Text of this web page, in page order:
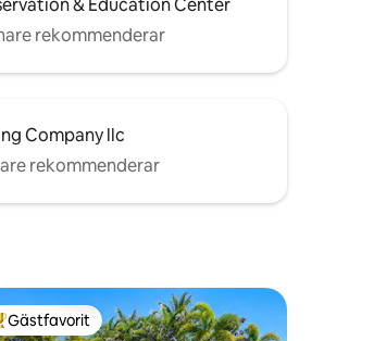
& Education Center
rekommenderar
Company llc
rekommenderar
gästfavorit
Gästfavorit